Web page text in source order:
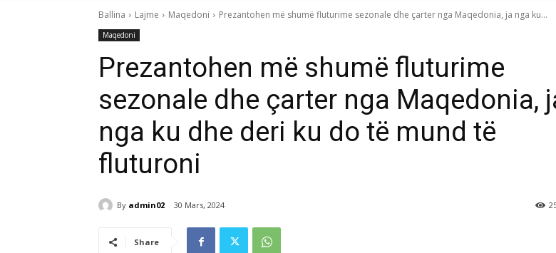
Ballina Lajme Maqedoni Prezantohen më shumë fluturime sezonale dhe çarter nga Maqedonia, ja nga ku...
Maqedoni
Prezantohen më shumë fluturime
sezonale dhe çarter nga Maqedonia,
nga ku dhe deri ku do të mund të
fluturoni
By admin02 30 Mars, 2024
Share